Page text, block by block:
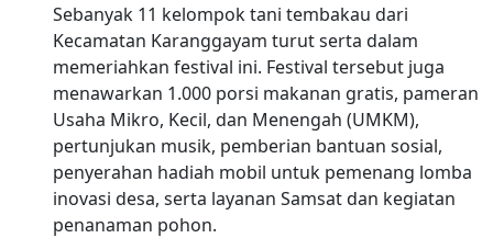
Sebanyak 11 kelompok tani tembakau dari
Kecamatan Karanggayam turut serta dalam
memeriahkan festival ini. Festival tersebut juga
menawarkan 1.000 porsi makanan gratis, pameran
Usaha Mikro, Kecil, dan Menengah (UMKM),
pertunjukan musik, pemberian bantuan sosial,
penyerahan hadiah mobil untuk pemenang lomba
inovasi desa, serta layanan Samsat dan kegiatan
penanaman pohon.